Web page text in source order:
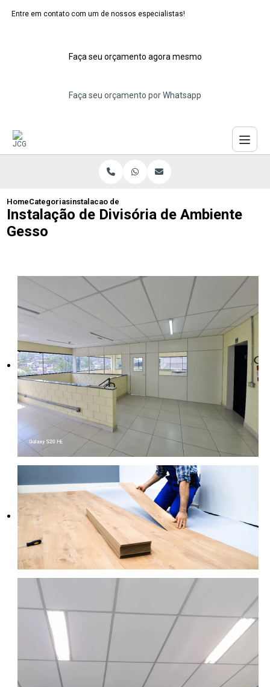
Entre em contato com um de nossos especialistas!
Faça seu orçamento agora mesmo
Faça seu orçamento por Whatsapp
HomeCategoriasinstalacao de divisoria de ambiente gesso
Instalação de Divisória de Ambiente
Gesso